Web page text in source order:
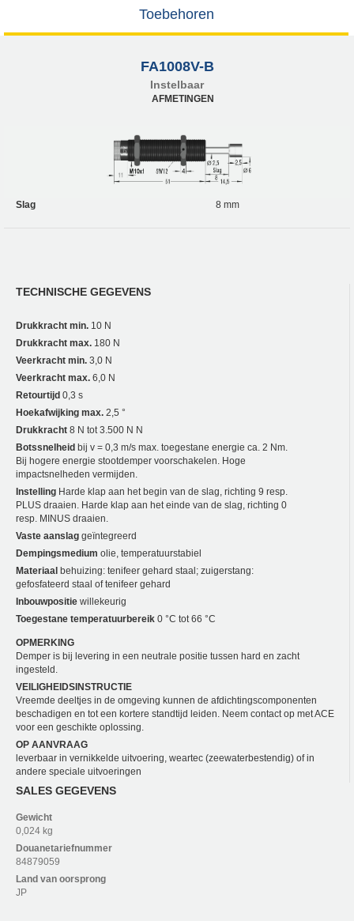
Toebehoren
FA1008V-B
Instelbaar
AFMETINGEN
Slag 8 mm
TECHNISCHE GEGEVENS
Drukkracht min. 10 N
Drukkracht max. 180 N
Veerkracht min. 3,0 N
Veerkracht max. 6,0 N
Retourtijd 0,3 s
Hoekafwijking max. 2,5 °
Drukkracht 8 N tot 3.500 N N
Botssnelheid bij v = 0,3 m/s max. toegestane energie ca. 2 Nm.
Bij hogere energie stootdemper voorschakelen. Hoge
impactsnelheden vermijden.
Instelling Harde klap aan het begin van de slag, richting 9 resp.
PLUS draaien. Harde klap aan het einde van de slag, richting 0
resp. MINUS draaien.
Vaste aanslag geïntegreerd
Dempingsmedium olie, temperatuurstabiel
Materiaal behuizing: tenifeer gehard staal; zuigerstang:
gefosfateerd staal of tenifeer gehard
Inbouwpositie willekeurig
Toegestane temperatuurbereik 0 °C tot 66 °C
OPMERKING
Demper is bij levering in een neutrale positie tussen hard en zacht
ingesteld.
VEILIGHEIDSINSTRUCTIE
Vreemde deeltjes in de omgeving kunnen de afdichtingscomponenten
beschadigen en tot een kortere standtijd leiden. Neem contact op met ACE
voor een geschikte oplossing.
OP AANVRAAG
leverbaar in vernikkelde uitvoering, weartec (zeewaterbestendig) of in
andere speciale uitvoeringen
SALES GEGEVENS
Gewicht
0,024 kg
Douanetariefnummer
84879059
Land van oorsprong
JP